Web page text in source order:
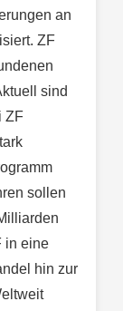
an
ZF
sind
ZF
sollen
in eine
hin zur